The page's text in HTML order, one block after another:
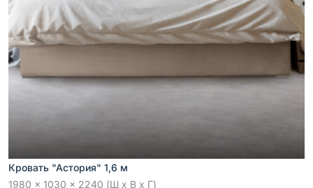
Кровать "Астория" 1,6 м
1980 x 1030 x 2240 (Ш x В x Г)